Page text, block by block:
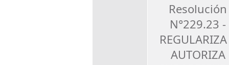
Resolución
N°229.23 -
AUTORIZA